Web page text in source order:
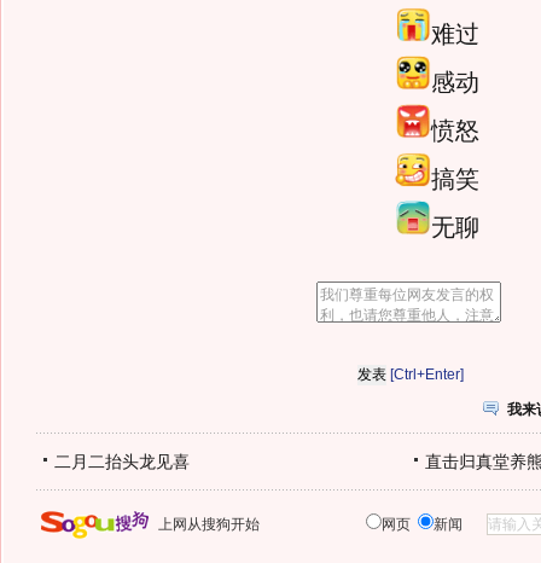
难过
感动
愤怒
搞笑
无聊
[Ctrl+Enter]
我来
二月二抬头龙见喜 直击归真堂养
上网从搜狗开始 网页 新闻